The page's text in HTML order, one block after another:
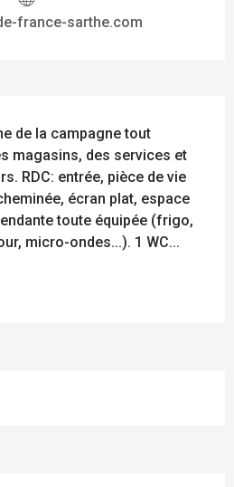
france-sarthe.com
de la campagne tout
magasins, des services et
RDC: entrée, pièce de vie
écran plat, espace
toute équipée (frigo,
micro-ondes...). 1 WC...